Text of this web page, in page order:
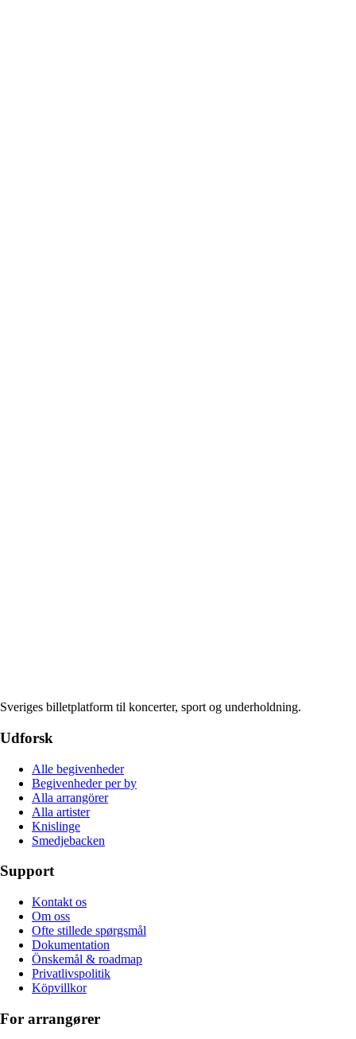
Sveriges billetplatform til koncerter, sport og underholdning.
Udforsk
Alle begivenheder
Begivenheder per by
Alla arrangörer
Alla artister
Knislinge
Smedjebacken
Support
Kontakt os
Om oss
Ofte stillede spørgsmål
Dokumentation
Önskemål & roadmap
Privatlivspolitik
Köpvillkor
For arrangører